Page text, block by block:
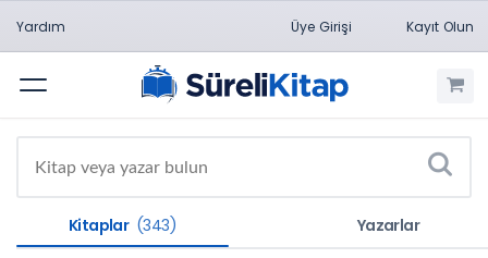
Yardım Üye Girişi Kayıt Olun
Menü
Kitaplar (343) Yazarlar